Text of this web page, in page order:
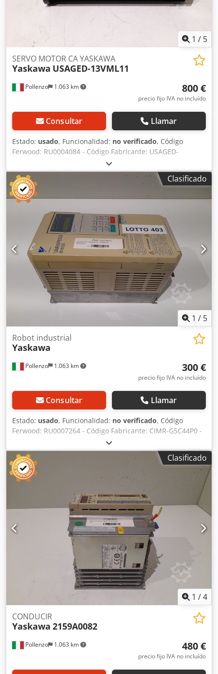
1 / 5
Pollenzo 1.063 km
SERVO MOTOR CA YASKAWA
Yaskawa USAGED-13VML11
800 €
precio fijo IVA no incluído
Consultar Llamar
Estado: usado, Funcionalidad: no verificado, Código
Ferwood: RU0004084 - Código Fabricante: USAGED-
13VML11 - Estado: Usado - Funcionalidad: No probado - Si
está interesado ofrecemos un servicio de revisión,
contáctenos. Crsdpfjv Ed Nusx Ahfsf
Clasificado
1 / 5
Pollenzo 1.063 km
Robot industrial
Yaskawa
300 €
precio fijo IVA no incluído
Consultar Llamar
Estado: usado, Funcionalidad: no verificado, Código
Ferwood: RU0007264 - Código Fabricante: CIMR-G5C44P0 -
Estado: Usado - Funcionalidad: No probado - Si está
interesado ofrecemos un servicio de revisión, consúltenos.
Crjdpfxownpike Ahfsf
Clasificado
1 /4
Pollenzo 1.063 km
CONDUCIR
Yaskawa 2159A0082
480 €
precio fijo IVA no incluído